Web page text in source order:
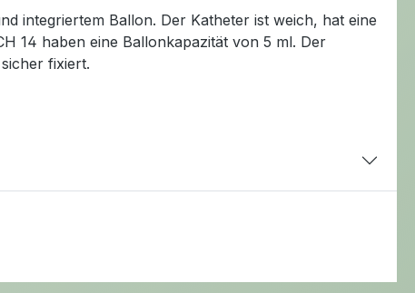
integriertem Ballon. Der Katheter ist weich, hat eine
14 haben eine Ballonkapazität von 5 ml. Der
fixiert.